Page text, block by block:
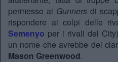
permesso ai Gunners di
rispondere ai colpi delle
Semenyo per i rivali del
un nome che avrebbe del
Mason Greenwood.